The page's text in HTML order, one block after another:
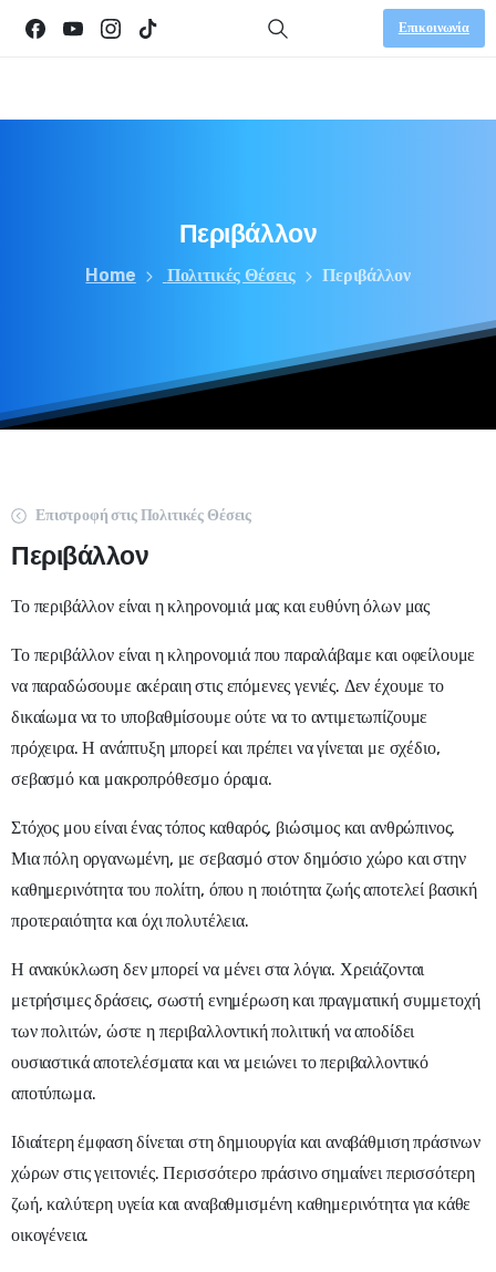
Επικοινωνία
Περιβάλλον
Home Πολιτικές Θέσεις Περιβάλλον
Επιστροφή στις Πολιτικές Θέσεις
Περιβάλλον
Το περιβάλλον είναι η κληρονομιά μας και ευθύνη όλων μας
Το περιβάλλον είναι η κληρονομιά που παραλάβαμε και οφείλουμε
να παραδώσουμε ακέραιη στις επόμενες γενιές. Δεν έχουμε το
δικαίωμα να το υποβαθμίσουμε ούτε να το αντιμετωπίζουμε
πρόχειρα. Η ανάπτυξη μπορεί και πρέπει να γίνεται με σχέδιο,
σεβασμό και μακροπρόθεσμο όραμα.
Στόχος μου είναι ένας τόπος καθαρός, βιώσιμος και ανθρώπινος.
Μια πόλη οργανωμένη, με σεβασμό στον δημόσιο χώρο και στην
καθημερινότητα του πολίτη, όπου η ποιότητα ζωής αποτελεί βασική
προτεραιότητα και όχι πολυτέλεια.
Η ανακύκλωση δεν μπορεί να μένει στα λόγια. Χρειάζονται
μετρήσιμες δράσεις, σωστή ενημέρωση και πραγματική συμμετοχή
των πολιτών, ώστε η περιβαλλοντική πολιτική να αποδίδει
ουσιαστικά αποτελέσματα και να μειώνει το περιβαλλοντικό
αποτύπωμα.
Ιδιαίτερη έμφαση δίνεται στη δημιουργία και αναβάθμιση πράσινων
χώρων στις γειτονιές. Περισσότερο πράσινο σημαίνει περισσότερη
ζωή, καλύτερη υγεία και αναβαθμισμένη καθημερινότητα για κάθε
οικογένεια.